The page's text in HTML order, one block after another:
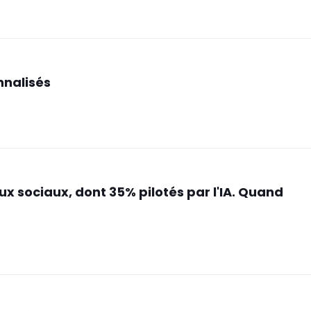
sociaux, dont 35% pilotés par l'IA. Quand